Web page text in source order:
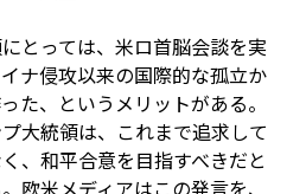
とっては、米ロ首脳会談を実
ナ侵攻以来の国際的な孤立か
た、というメリットがある。
大統領は、これまで追求して
、和平合意を目指すべきだと
欧米メディアはこの発言を、